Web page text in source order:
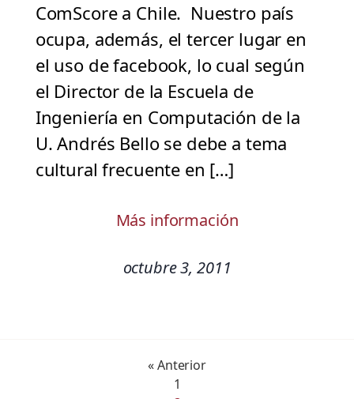
ComScore a Chile. Nuestro país
ocupa, además, el tercer lugar en
el uso de facebook, lo cual según
el Director de la Escuela de
Ingeniería en Computación de la
U. Andrés Bello se debe a tema
cultural frecuente en […]
Más información
octubre 3, 2011
« Anterior
1